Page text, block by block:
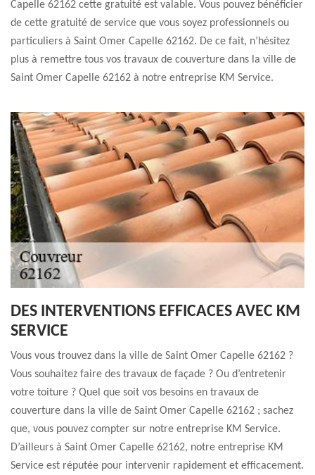
Capelle 62162 cette gratuité est valable. Vous pouvez bénéficier
de cette gratuité de service que vous soyez professionnels ou
particuliers à Saint Omer Capelle 62162. De ce fait, n’hésitez
plus à remettre tous vos travaux de couverture dans la ville de
Saint Omer Capelle 62162 à notre entreprise KM Service.
DES INTERVENTIONS EFFICACES AVEC KM
SERVICE
Vous vous trouvez dans la ville de Saint Omer Capelle 62162 ?
Vous souhaitez faire des travaux de façade ? Ou d’entretenir
votre toiture ? Quel que soit vos besoins en travaux de
couverture dans la ville de Saint Omer Capelle 62162 ; sachez
que, vous pouvez compter sur notre entreprise KM Service.
D’ailleurs à Saint Omer Capelle 62162, notre entreprise KM
Service est réputée pour intervenir rapidement et efficacement.